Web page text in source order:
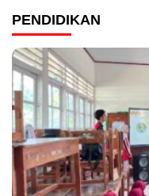
PENDIDIKAN